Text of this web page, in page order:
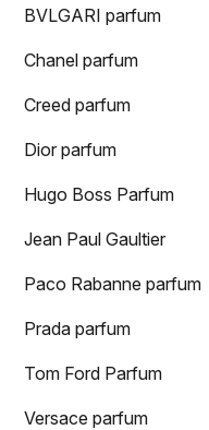
BVLGARI parfum
Chanel parfum
Creed parfum
Dior parfum
Hugo Boss Parfum
Jean Paul Gaultier
Paco Rabanne parfum
Prada parfum
Tom Ford Parfum
Versace parfum